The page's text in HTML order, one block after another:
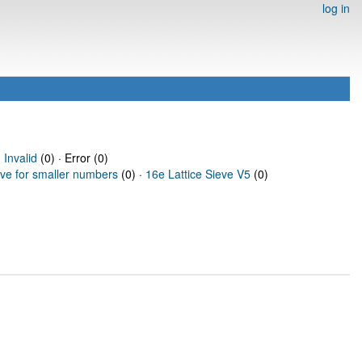
log in
Invalid (0) · Error (0)
for smaller numbers (0) · 16e Lattice Sieve V5 (0)